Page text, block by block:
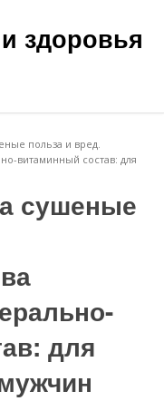
здоровья
польза и вред.
витаминный состав: для
сушеные
для